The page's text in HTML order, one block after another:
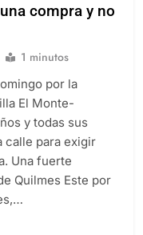
compra y no
1 minutos
por la
El Monte-
y todas sus
calle para exigir
Una fuerte
Quilmes Este por